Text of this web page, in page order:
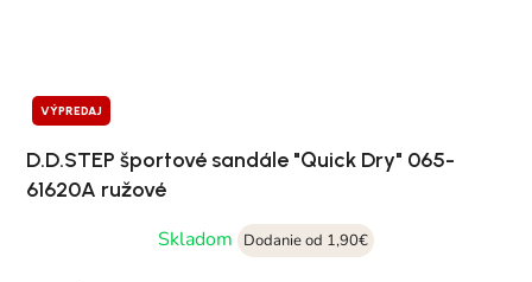
VÝPREDAJ
D.D.STEP športové sandále "Quick Dry" 065-
61620A ružové
Skladom
Dodanie od 1,90€